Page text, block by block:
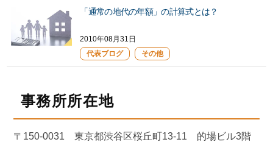
「通常の地代の年額」の計算式とは？
2010年08月31日
代表ブログ
その他
事務所所在地
〒150-0031 東京都渋谷区桜丘町13-11 的場ビル3階